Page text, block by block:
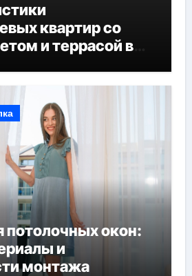
квартир со
и террасой в
окон:
и
монтажа